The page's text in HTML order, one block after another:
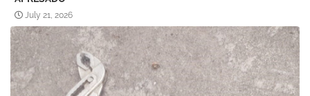
July 21, 2026